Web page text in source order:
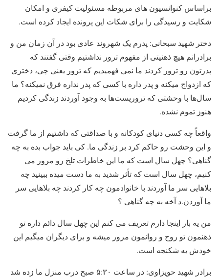
براساس کنوانسیون های مربوطه مسئولیت کیفری و امکان
شکایت و رسیدگی را برای شکات این پرونده ایجاد کرده است.
دختر شهید سبحانی: پدرم یک شهروند عادی بود در آن زمان من و
برادرانم هیچ ذهنیتی از مفهوم ترور نداشتیم وقتی گفتند که
پدرتون رو ترور کردند ما نمی فهمیدیم که ترور یعنی چی، دختری
که ازدواج میکنه و پدر داره با کسی که پدر نداره فرق نمیکنه؟ ما
سال‌ها با وحشتی که تروریست‌ها به وجود آوردند زندگی کردیم
هنوز تموم نشده.
واقعاً چه کسی دنیای کودکانه و با صداقتی که داشتیم از ما گرفت
و این وحشت رو حاکم کرد بر زندگی ما. کی باید جواب بده به چه
گناهی؟ چهل سال است که ما این خاطرات تلخ رو مرور می
کنیم، چهل سال است که تأثر شدید به ما دست میده ببینید چه
بلاهایی سر ما آوردند با خانوادمون چه کار کردند چه بلاهایی سر
ما آوردن.د آخه به چه گناهی ؟
من یه بار اینجا دارم تعریف می کنم این چهل سال دائم داره تو
ذهنمون تو روح و روانمون مرور میشه و برای دیگران میگیم این
خودش یه شکنجه است.
برادر شهید حویزاوی: در ساعت ۵:۳۰ صبح درب منزل ما زده شد